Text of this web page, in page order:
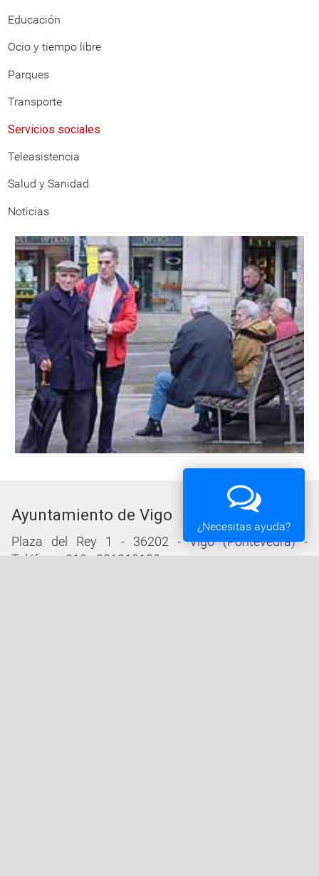
Educación
Ocio y tiempo libre
Parques
Transporte
Servicios sociales
Teleasistencia
Salud y Sanidad
Noticias
Ayuntamiento de Vigo
Plaza del Rey 1 - 36202 - Vigo (Pontevedra) -
Teléfono: 010 - 986810100
¿Necesitas ayuda?